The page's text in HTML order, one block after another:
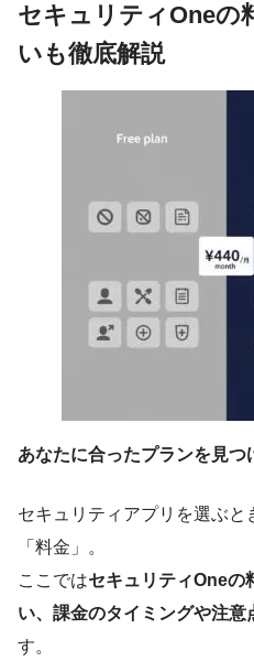
セキュリティOneの
いも徹底解説
あなたに合ったプランを見つ
セキュリティアプリを選ぶと
「料金」。
ここではセキュリティOneの
い、課金のタイミングや注意
す。